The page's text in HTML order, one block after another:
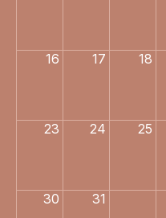
16 17 18
23 24 25
30 31